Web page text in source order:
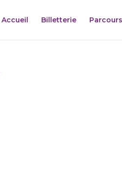
Accueil Billetterie